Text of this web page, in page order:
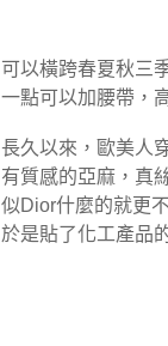
可以橫跨春夏秋三
一點可以加腰帶，
長久以來，歐美人
有質感的亞麻，真
似Dior什麼的就更
於是貼了化工產品